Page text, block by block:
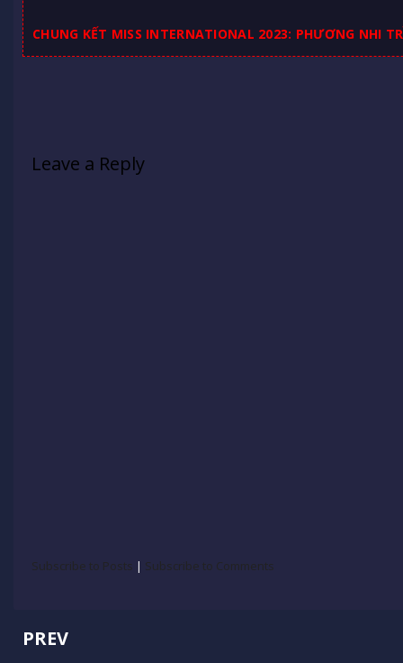
CHUNG KẾT MISS INTERNATIONAL 2023: PHƯƠNG NHI
Leave a Reply
Subscribe to Posts | Subscribe to Comments
PREV